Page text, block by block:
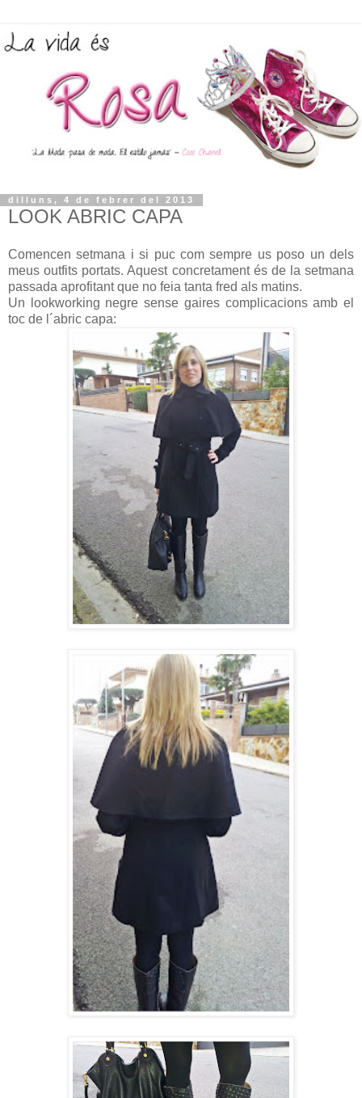
dilluns, 4 de febrer del 2013
LOOK ABRIC CAPA
Comencen setmana i si puc com sempre us poso un dels
meus outfits portats. Aquest concretament és de la setmana
passada aprofitant que no feia tanta fred als matins.
Un lookworking negre sense gaires complicacions amb el
toc de l´abric capa: